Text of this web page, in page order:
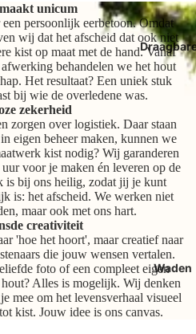
Waden
unicum
persoonlijk eerbetoon. Omdat
wij dat het afscheid dat ook niet
kist op maat met de hand. Vanaf
behandelen we het hout
Het resultaat? Een uniek stuk
bij wie de overledene was.
zekerheid
zorgen over logistiek. Daar staan
eigen beheer maken, kunnen we
kist nodig? Wij garanderen
voor je maken én leveren op de
is bij ons heilig, zodat jij je kunt
is: het afscheid. We werken niet
maar ook met ons hart.
creativiteit
'hoe het hoort', maar creatief naar
die jouw wensen vertalen.
foto of een compleet eigen
Alles is mogelijk. Wij denken
mee om het levensverhaal visueel
kist. Jouw idee is ons canvas.